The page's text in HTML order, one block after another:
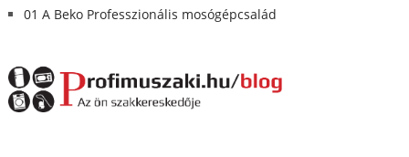
01 A Beko Professzionális mosógépcsalád